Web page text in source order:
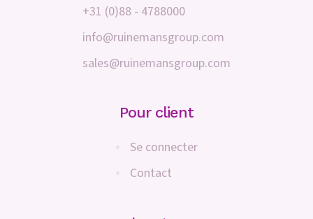
+31 (0)88 - 4788000
info@ruinemansgroup.com
sales@ruinemansgroup.com
Pour client
Se connecter
Contact